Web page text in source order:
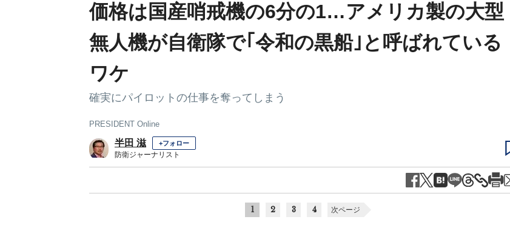
価格は国産哨戒機の6分の1…アメリカ製の大型
無人機が自衛隊で｢令和の黒船｣と呼ばれている
ワケ
確実にパイロットの仕事を奪ってしまう
PRESIDENT Online
半田 滋 +フォロー
防衛ジャーナリスト
1 2 3 4 次ページ